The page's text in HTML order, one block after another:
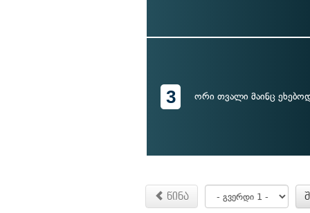
3 ორი თვალი მაინც
წინა